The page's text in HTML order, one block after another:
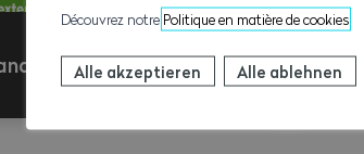
| LMV
Découvrez notre Politique en matière de cookies
Alle akzeptieren Alle ablehnen